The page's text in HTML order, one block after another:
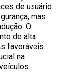
de usuário
mas
O
de alta
favoráveis
na